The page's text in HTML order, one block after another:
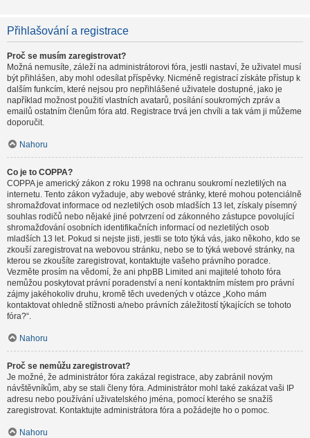
Přihlašování a registrace
Proč se musím zaregistrovat?
Možná nemusíte, záleží na administrátorovi fóra, jestli nastaví, že uživatel musí
být přihlášen, aby mohl odesílat příspěvky. Nicméně registrací získáte přístup k
dalším funkcím, které nejsou pro nepřihlášené uživatele dostupné, jako je
například možnost použití vlastních avatarů, posílání soukromých zpráv a
emailů ostatním členům fóra atd. Registrace trvá jen chvíli a tak vám ji můžeme
doporučit.
Nahoru
Co je to COPPA?
COPPA je americký zákon z roku 1998 na ochranu soukromí nezletilých na
internetu. Tento zákon vyžaduje, aby webové stránky, které mohou potenciálně
shromažďovat informace od nezletilých osob mladších 13 let, získaly písemný
souhlas rodičů nebo nějaké jiné potvrzení od zákonného zástupce povolující
shromažďování osobních identifikačních informací od nezletilých osob
mladších 13 let. Pokud si nejste jisti, jestli se toto týká vás, jako někoho, kdo se
zkouší zaregistrovat na webovou stránku, nebo se to týká webové stránky, na
kterou se zkoušíte zaregistrovat, kontaktujte vašeho právního poradce.
Vezměte prosím na vědomí, že ani phpBB Limited ani majitelé tohoto fóra
nemůžou poskytovat právní poradenství a není kontaktním místem pro právní
zájmy jakéhokoliv druhu, kromě těch uvedených v otázce „Koho mám
kontaktovat ohledně stížnosti a/nebo právních záležitostí týkajících se tohoto
fóra?“.
Nahoru
Proč se nemůžu zaregistrovat?
Je možné, že administrátor fóra zakázal registrace, aby zabránil novým
návštěvníkům, aby se stali členy fóra. Administrátor mohl také zakázat vaši IP
adresu nebo používání uživatelského jména, pomocí kterého se snažíš
zaregistrovat. Kontaktujte administrátora fóra a požádejte ho o pomoc.
Nahoru